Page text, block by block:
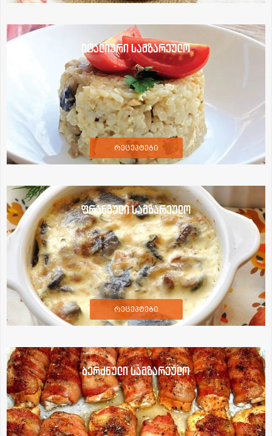
იტალიური სამზარეულო
რეცეპტები
ფრანგული სამზარეულო
რეცეპტები
ბერძნული სამზარეულო